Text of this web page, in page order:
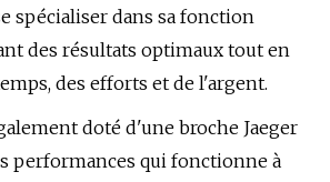
spécialiser dans sa fonction
des résultats optimaux tout en
des efforts et de l'argent.
doté d'une broche Jaeger
performances qui fonctionne à